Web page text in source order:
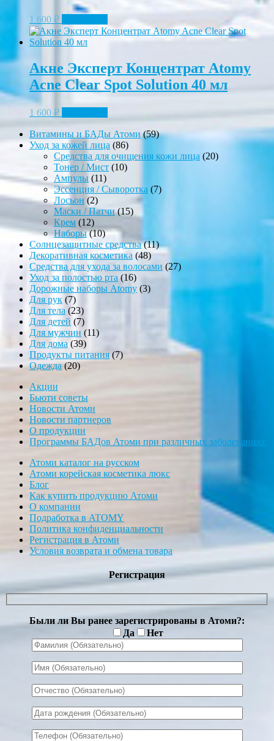
1 600 ₽
Акне Эксперт Концентрат Atomy
Acne Clear Spot Solution 40 мл
1 600 ₽
Витамины и БАДы Атоми 5959
Уход за кожей лица 8686
товаров
Средства для очищения кожи лица 2020
Тонер / Мист 1010
Ампулы 1111
товаров
Эссенция / Сыворотка 77
Лосьон 22
товара
Маски / Патчи 1515
Крем 1212
товаров
Наборы 1010
товаров
Солнцезащитные средства 1111
товаров
Декоративная косметика 4848
товаров
Средства для ухода за волосами 2727
Уход за полостью рта 1616
товаров
Дорожные наборы Atomy 33
Для рук 77
товаров
Для тела 2323
товара
Для детей 77
товаров
Для мужчин 1111
Для дома 3939
товаров
Продукты питания 77
Одежда 2020
Акции
Бьюти советы
Новости Атоми
Новости партнеров
О продукции
Программы БАДов Атоми при различных заболеваниях
Атоми каталог на русском
Атоми корейская косметика люкс
Блог
Как купить продукцию Атоми
О компании
Подработка в ATOMY
Политика конфиденциальности
Регистрация в Атоми
Условия возврата и обмена товара
Регистрация
Были ли Вы ранее зарегистрированы в Атоми?:
Да
Нет